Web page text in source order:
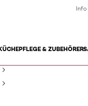
PFLEGE & ZUBEHÖR
Info